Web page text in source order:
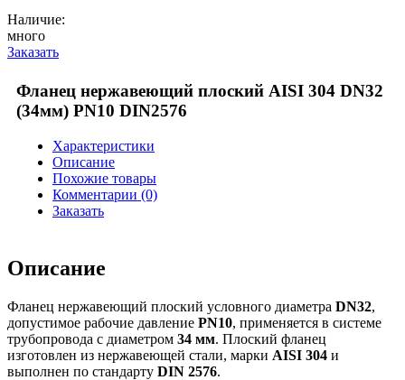
Наличие:
много
Заказать
Фланец нержавеющий плоский AISI 304 DN32
(34мм) PN10 DIN2576
Характеристики
Описание
Похожие товары
Комментарии (0)
Заказать
Описание
Фланец нержавеющий плоский условного диаметра DN32,
допустимое рабочие давление PN10, применяется в системе
трубопровода с диаметром 34 мм. Плоский фланец
изготовлен из нержавеющей стали, марки AISI 304 и
выполнен по стандарту DIN 2576.